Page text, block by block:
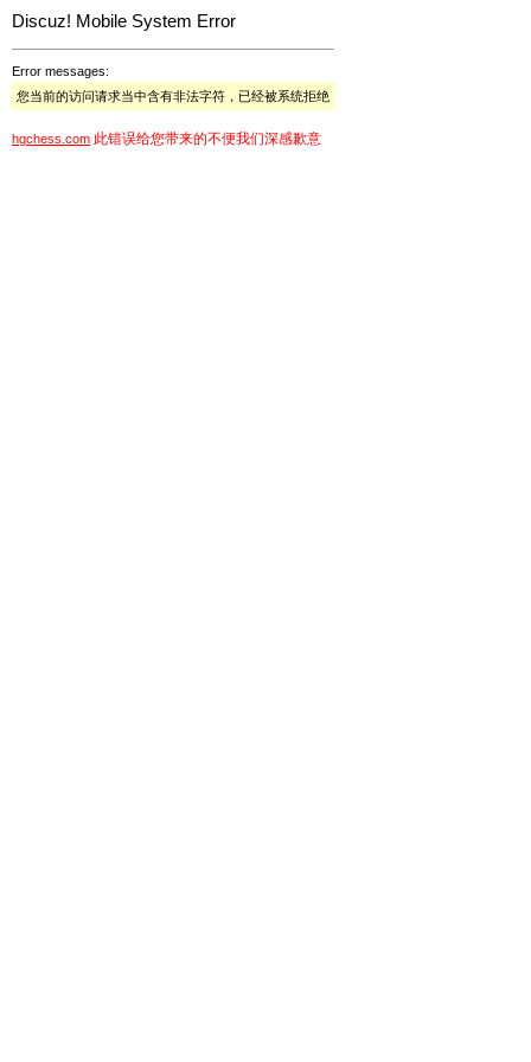
Discuz! Mobile System Error
Error messages:
您当前的访问请求当中含有非法字符，已经被系统拒绝
hgchess.com 此错误给您带来的不便我们深感歉意